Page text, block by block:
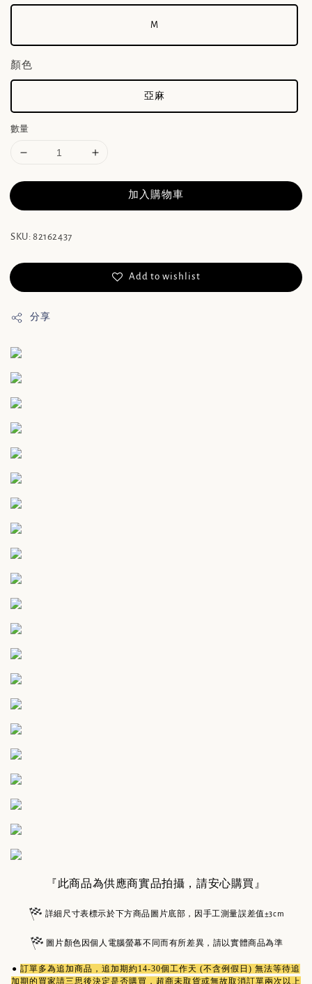
M
顏色
亞麻
數量
加入購物車
SKU: 82162437
Add to wishlist
分享
『此商品為供應商實品拍攝，請安心購買』
詳細尺寸表標示於下方商品圖片底部，因手工測量誤差值±3cm
圖片顏色因個人電腦螢幕不同而有所差異，請以實體商品為準
● 訂單多為追加商品 ，追加期約14-30個工作天 (不含例假日) 無法等待追
加期的買家請三思後決定是否購買，超商未取貨或無故取消訂單兩次以上